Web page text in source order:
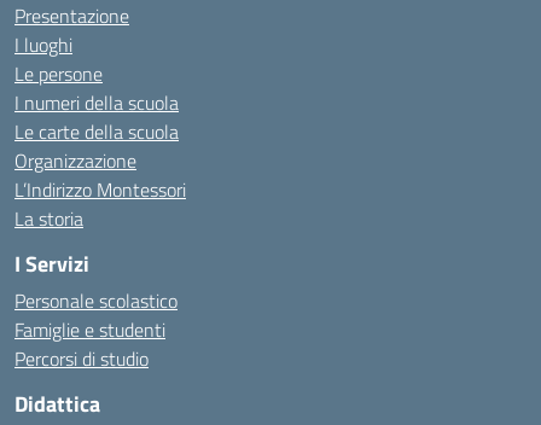
Presentazione
I luoghi
Le persone
I numeri della scuola
Le carte della scuola
Organizzazione
L’Indirizzo Montessori
La storia
I Servizi
Personale scolastico
Famiglie e studenti
Percorsi di studio
Didattica